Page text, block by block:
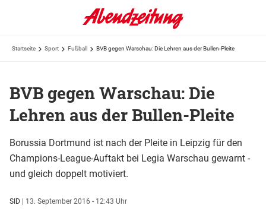
Startseite Sport Fußball BVB gegen Warschau: Die Lehren aus der Bullen-Pleite
BVB gegen Warschau: Die
Lehren aus der Bullen-Pleite
Borussia Dortmund ist nach der Pleite in Leipzig für den
Champions-League-Auftakt bei Legia Warschau gewarnt -
und gleich doppelt motiviert.
SID | 13. September 2016 - 12:43 Uhr